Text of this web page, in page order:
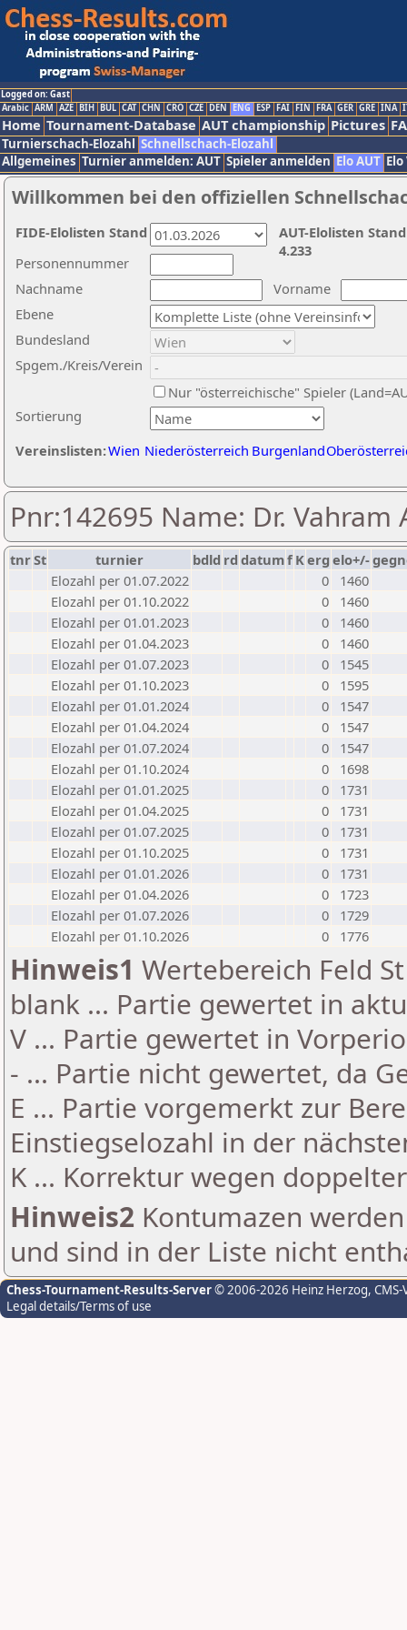
Logged on: Gast
Arabic ARM AZE BIH BUL CAT CHN CRO CZE DEN ENG ESP FAI FIN FRA GER GRE INA
Home Tournament-Database AUT championship Pictures
Turnierschach-Elozahl Schnellschach-Elozahl
Allgemeines Turnier anmelden: AUT Spieler anmelden Elo AUT
Willkommen bei den offiziellen
Nachname
Vorname
Ebene
Sortierung
Personennummer
Bundesland
Spgem./Kreis/Verein
Nur "österreichische" Spieler
Vereinslisten:Wien Niederösterreich Burgenland
AUT-Elolisten
4.233
FIDE-Elolisten Stand
Pnr:142695 Name: Dr. Vahram
tnrSt turnier bdld rd datumf Kerg elo+/-
Elozahl per 01.07.2022
0
1460
Elozahl per 01.10.2022
0
1460
Elozahl per 01.01.2023
0
1460
Elozahl per 01.04.2023
0
1460
Elozahl per 01.07.2023
0
1545
Elozahl per 01.10.2023
0
1595
Elozahl per 01.01.2024
0
1547
Elozahl per 01.04.2024
0
1547
Elozahl per 01.07.2024
0
1547
Elozahl per 01.10.2024
0
1698
Elozahl per 01.01.2025
0
1731
Elozahl per 01.04.2025
0
1731
Elozahl per 01.07.2025
0
1731
Elozahl per 01.10.2025
0
1731
Elozahl per 01.01.2026
0
1731
Elozahl per 01.04.2026
0
1723
Elozahl per 01.07.2026
0
1729
Elozahl per 01.10.2026
0 1776
Hinweis1 Wertebereich Feld
blank ... Partie gewertet in
V ... Partie gewertet in
- ... Partie nicht gewertet, da
E ... Partie vorgemerkt zur
Einstiegselozahl in der
K ... Korrektur wegen
Hinweis2 Kontumazen
und sind in der Liste nicht
Chess-Tournament-Results-Server© 2006-2026 Heinz Herzog,
Legal details/Terms of use